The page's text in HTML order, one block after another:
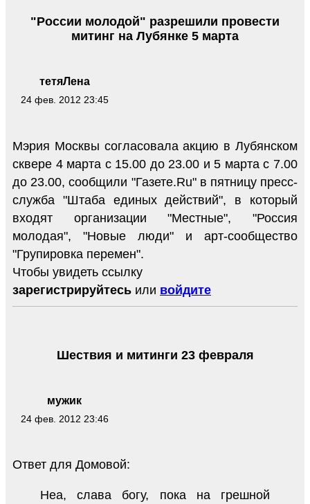
тетяЛена
24 фев. 2012 23:45
"России молодой" разрешили провести
митинг на Лубянке 5 марта
Мэрия Москвы согласовала акцию в Лубянском
сквере 4 марта с 15.00 до 23.00 и 5 марта с 7.00
до 23.00, сообщили "Газете.Ru" в пятницу пресс-
служба "Штаба единых действий", в который
входят организации "Местные", "Россия
молодая", "Новые люди" и арт-сообщество
"Групировка перемен".
Чтобы увидеть ссылку
зарегистрируйтесь или войдите
мужик
24 фев. 2012 23:46
Шествия и митинги 23 февраля
Ответ для Домовой:
Неа, слава богу, пока на грешной